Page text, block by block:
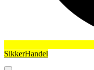
SikkerHandel